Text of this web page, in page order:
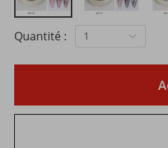
Quantité : 1